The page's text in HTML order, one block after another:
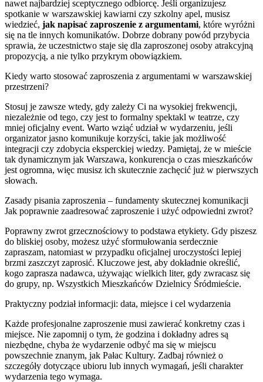
nawet najbardziej sceptycznego odbiorcę. Jeśli organizujesz
spotkanie w warszawskiej kawiarni czy szkolny apel, musisz
wiedzieć, jak napisać zaproszenie z argumentami, które wyróżni
się na tle innych komunikatów. Dobrze dobrany powód przybycia
sprawia, że uczestnictwo staje się dla zaproszonej osoby atrakcyjną
propozycją, a nie tylko przykrym obowiązkiem.
Kiedy warto stosować zaproszenia z argumentami w warszawskiej
przestrzeni?
Stosuj je zawsze wtedy, gdy zależy Ci na wysokiej frekwencji,
niezależnie od tego, czy jest to formalny spektakl w teatrze, czy
mniej oficjalny event. Warto wziąć udział w wydarzeniu, jeśli
organizator jasno komunikuje korzyści, takie jak możliwość
integracji czy zdobycia eksperckiej wiedzy. Pamiętaj, że w mieście
tak dynamicznym jak Warszawa, konkurencja o czas mieszkańców
jest ogromna, więc musisz ich skutecznie zachęcić już w pierwszych
słowach.
Zasady pisania zaproszenia – fundamenty skutecznej komunikacji
Jak poprawnie zaadresować zaproszenie i użyć odpowiedni zwrot?
Poprawny zwrot grzecznościowy to podstawa etykiety. Gdy piszesz
do bliskiej osoby, możesz użyć sformułowania serdecznie
zapraszam, natomiast w przypadku oficjalnej uroczystości lepiej
brzmi zaszczyt zaprosić. Kluczowe jest, aby dokładnie określić,
kogo zaprasza nadawca, używając wielkich liter, gdy zwracasz się
do grupy, np. Wszystkich Mieszkańców Dzielnicy Śródmieście.
Praktyczny podział informacji: data, miejsce i cel wydarzenia
Każde profesjonalne zaproszenie musi zawierać konkretny czas i
miejsce. Nie zapomnij o tym, że godzina i dokładny adres są
niezbędne, chyba że wydarzenie odbyć ma się w miejscu
powszechnie znanym, jak Pałac Kultury. Zadbaj również o
szczegóły dotyczące ubioru lub innych wymagań, jeśli charakter
wydarzenia tego wymaga.